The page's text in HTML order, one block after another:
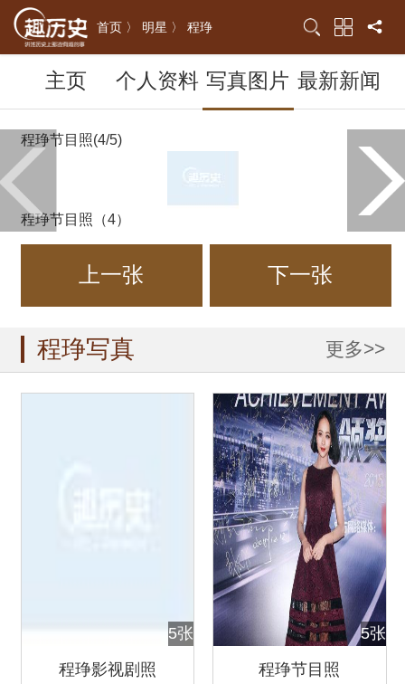
首页 〉 明星 〉 程琤
主页 个人资料 写真图片 最新新闻
程琤节目照(4/5)
程琤节目照（4）
上一张 下一张
程琤写真 更多>>
5张
程琤影视剧照
5张
程琤节目照